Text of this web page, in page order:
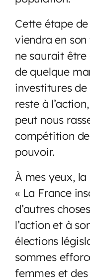
Cette étape
viendra en
ne saurait
de quelque
investitures
reste à
peut nous
compétition
pouvoir.
À mes yeux,
« La France
d’autres
l’action et à
élections
sommes
femmes et